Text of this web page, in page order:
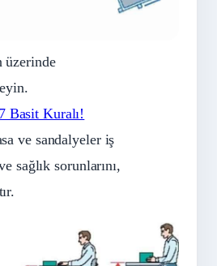
üzerinde
ve sandalyeler iş
sağlık sorunlarını,